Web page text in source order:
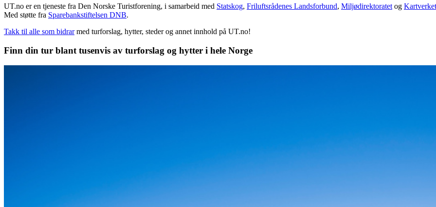
UT.no er en tjeneste fra Den Norske Turistforening, i samarbeid med Statskog, Friluftsrådenes Landsforbund, Miljødirektoratet og Kartverket
Med støtte fra Sparebankstiftelsen DNB.
Takk til alle som bidrar med turforslag, hytter, steder og annet innhold på UT.no!
Finn din tur blant tusenvis av turforslag og hytter i hele Norge